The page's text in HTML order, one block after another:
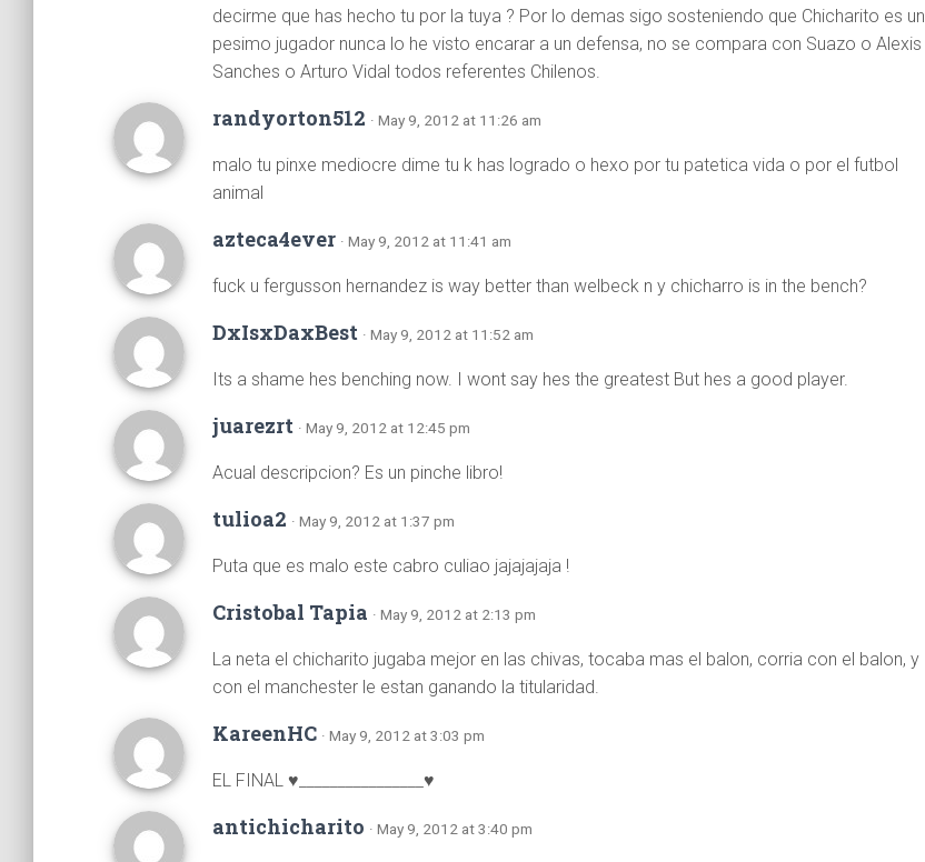
decirme que has hecho tu por la tuya ? Por lo demas sigo sosteniendo que Chicharito es un
pesimo jugador nunca lo he visto encarar a un defensa, no se compara con Suazo o Alexis
Sanches o Arturo Vidal todos referentes Chilenos.
randyorton512 · May 9, 2012 at 11:26 am
malo tu pinxe mediocre dime tu k has logrado o hexo por tu patetica vida o por el futbol
animal
azteca4ever · May 9, 2012 at 11:41 am
fuck u fergusson hernandez is way better than welbeck n y chicharro is in the bench?
DxIsxDaxBest · May 9, 2012 at 11:52 am
Its a shame hes benching now. I wont say hes the greatest But hes a good player.
juarezrt · May 9, 2012 at 12:45 pm
Acual descripcion? Es un pinche libro!
tulioa2 · May 9, 2012 at 1:37 pm
Puta que es malo este cabro culiao jajajajaja !
Cristobal Tapia · May 9, 2012 at 2:13 pm
La neta el chicharito jugaba mejor en las chivas, tocaba mas el balon, corria con el balon, y
con el manchester le estan ganando la titularidad.
KareenHC · May 9, 2012 at 3:03 pm
EL FINAL ♥________________♥
antichicharito · May 9, 2012 at 3:40 pm